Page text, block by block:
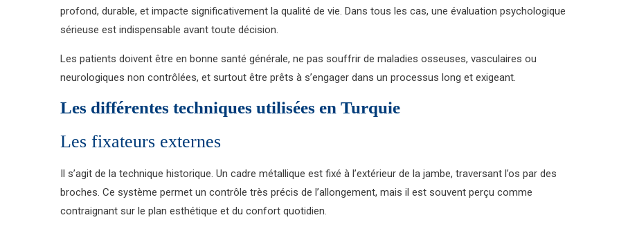
profond, durable, et impacte significativement la qualité de vie. Dans tous les cas, une évaluation psychologique
sérieuse est indispensable avant toute décision.
Les patients doivent être en bonne santé générale, ne pas souffrir de maladies osseuses, vasculaires ou
neurologiques non contrôlées, et surtout être prêts à s’engager dans un processus long et exigeant.
Les différentes techniques utilisées en Turquie
Les fixateurs externes
Il s’agit de la technique historique. Un cadre métallique est fixé à l’extérieur de la jambe, traversant l’os par des
broches. Ce système permet un contrôle très précis de l’allongement, mais il est souvent perçu comme
contraignant sur le plan esthétique et du confort quotidien.